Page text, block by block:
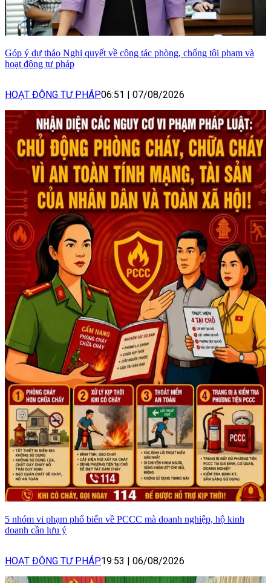
Góp ý dự thảo Nghị quyết về công tác phòng, chống tội phạm và
hoạt động tư pháp
HOẠT ĐỘNG TƯ PHÁP06:51 | 07/08/2026
5 nhóm vi phạm phổ biến về PCCC mà doanh nghiệp, hộ kinh
doanh cần lưu ý
HOẠT ĐỘNG TƯ PHÁP19:53 | 06/08/2026